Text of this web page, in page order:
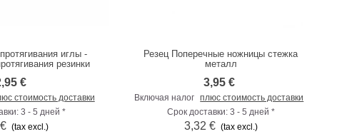
иглы -
резинки
€
стоимость доставки
3 - 5 дней *
(tax excl.)
К сравнению
Резец Поперечные ножницы стежка
металл
3,95 €
Включая налог плюс стоимость доставки
Срок доставки: 3 - 5 дней *
3,32 € (tax excl.)